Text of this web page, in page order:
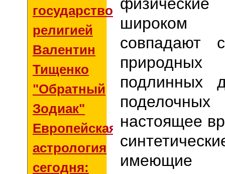
государством и
религией
Валентин
Тищенко
"Обратный
Зодиак"
Европейская
астрология
сегодня:
широком
совпадают
природных
подлинных
настоящее
имеющие